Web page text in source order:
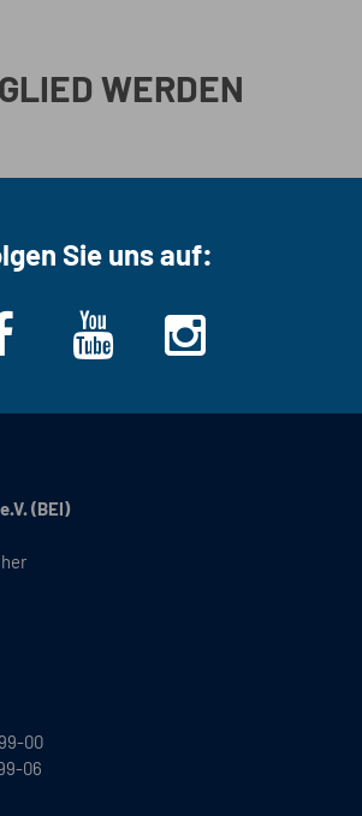
WERDEN
Sie uns auf:
(BEI)
00
06